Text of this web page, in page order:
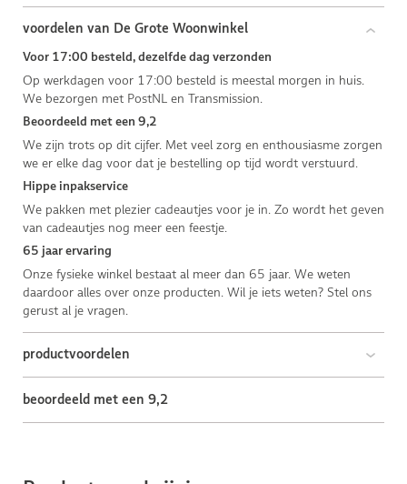
voordelen van De Grote Woonwinkel
Voor 17:00 besteld, dezelfde dag verzonden
Op werkdagen voor 17:00 besteld is meestal morgen in huis.
We bezorgen met PostNL en Transmission.
Beoordeeld met een 9,2
We zijn trots op dit cijfer. Met veel zorg en enthousiasme zorgen
we er elke dag voor dat je bestelling op tijd wordt verstuurd.
Hippe inpakservice
We pakken met plezier cadeautjes voor je in. Zo wordt het geven
van cadeautjes nog meer een feestje.
65 jaar ervaring
Onze fysieke winkel bestaat al meer dan 65 jaar. We weten
daardoor alles over onze producten. Wil je iets weten? Stel ons
gerust al je vragen.
productvoordelen
beoordeeld met een 9,2